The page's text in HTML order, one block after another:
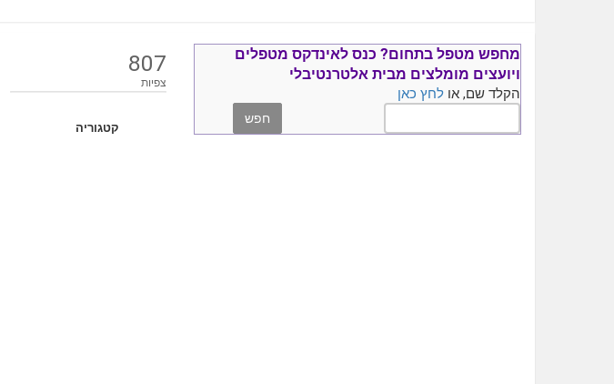
807
צפיות
קטגוריה
מחפש מטפל בתחום? כנס לאינדקס מטפלים
ויועצים מומלצים מבית אלטרנטיבלי
הקלד שם, או לחץ כאן